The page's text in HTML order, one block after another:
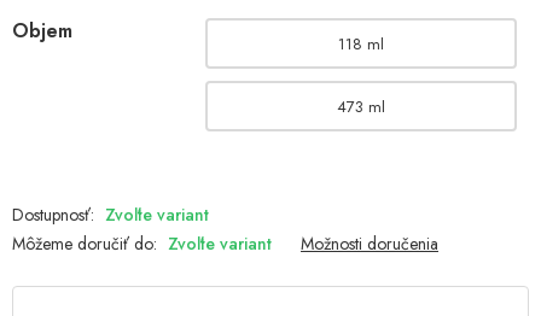
Objem 118 ml
473 ml
Zvoľte variant
Môžeme doručiť do: Zvoľte variant Možnosti doručenia